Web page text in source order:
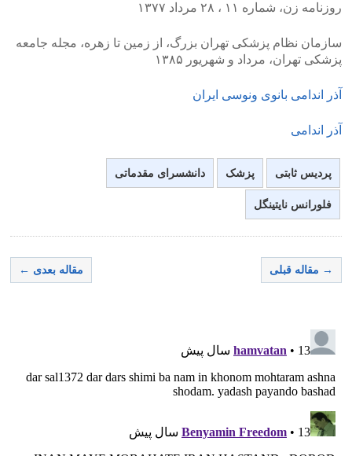
روزنامه زن، شماره ۱۱ ، ۲۸ مرداد ۱۳۷۷
سازمان نظام پزشکی تهران بزرگ، از زمین تا زهره، مجله جامعه
پزشکی تهران، مرداد و شهریور ۱۳۸۵
آذر اندامی بانوی ونوسی ایران
آذر اندامی
پردیس ثابتی پزشک دانشسرای مقدماتی
فلورانس نایتینگل
→ مقاله قبلی مقاله بعدی ←